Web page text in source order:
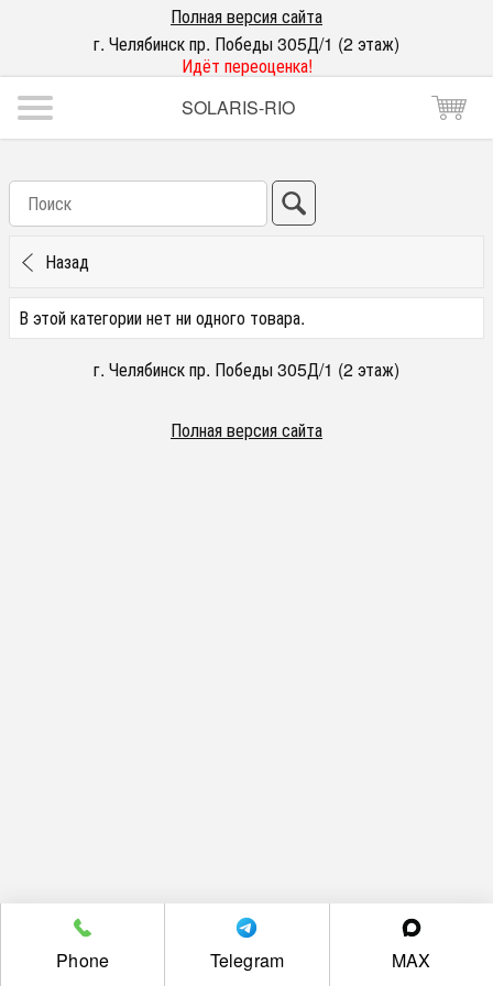
Полная версия сайта
г. Челябинск пр. Победы 305Д/1 (2 этаж)
Идёт переоценка!
SOLARIS-RIO
Назад
В этой категории нет ни одного товара.
г. Челябинск пр. Победы 305Д/1 (2 этаж)
Полная версия сайта
Phone Telegram MAX